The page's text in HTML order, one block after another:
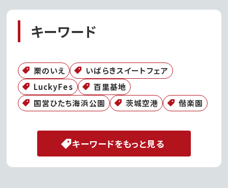
キーワード
栗のいえ
いばらきスイートフェア
LuckyFes
百里基地
国営ひたち海浜公園
茨城空港 偕楽園
キーワードをもっと見る